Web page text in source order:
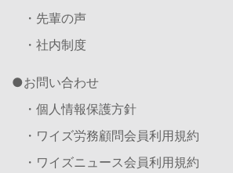
・先輩の声
・社内制度
お問い合わせ
・個人情報保護方針
・ワイズ労務顧問会員利用規約
・ワイズニュース会員利用規約